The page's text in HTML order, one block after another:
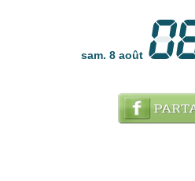
sam. 8 août